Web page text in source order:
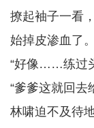
撩起袖子一看
始掉皮渗血了。
“好像……练过
“爹爹这就回去
林啸迫不及待